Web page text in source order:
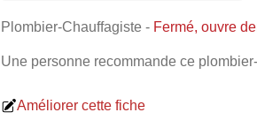
Plombier-Chauffagiste - Fermé, ouvre
Une personne recommande ce
Améliorer cette fiche